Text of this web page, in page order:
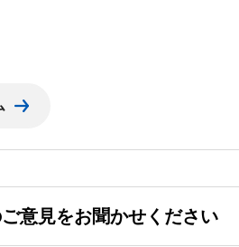
意見をお聞かせください